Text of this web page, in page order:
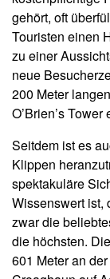
gehört, oft
Touristen einen
zu einer
neue
200 Meter
O’Brien’s Tower
Seitdem ist es
Klippen
spektakuläre
Wissenswert ist,
zwar die
die höchsten.
601 Meter an